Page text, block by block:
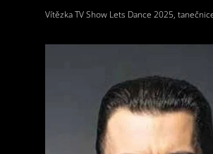
Vítězka TV Show Lets Dance 2025,